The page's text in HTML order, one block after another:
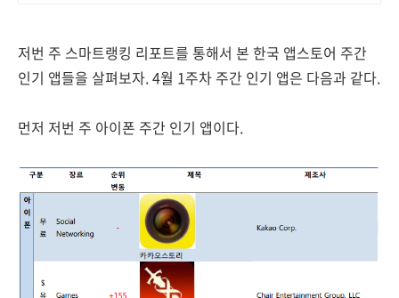
저번 주 스마트랭킹 리포트를 통해서 본 한국 앱스토어 주간
인기 앱들을 살펴보자. 4월 1주차 주간 인기 앱은 다음과 같다.
먼저 저번 주 아이폰 주간 인기 앱이다.